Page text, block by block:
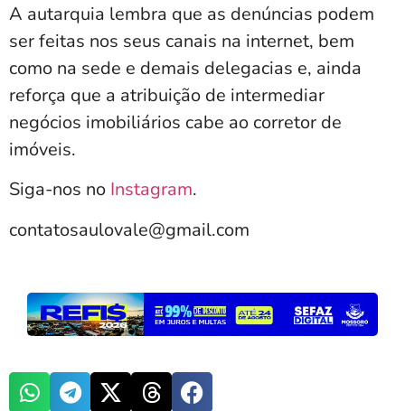
A autarquia lembra que as denúncias podem
ser feitas nos seus canais na internet, bem
como na sede e demais delegacias e, ainda
reforça que a atribuição de intermediar
negócios imobiliários cabe ao corretor de
imóveis.
Siga-nos no Instagram.
contatosaulovale@gmail.com